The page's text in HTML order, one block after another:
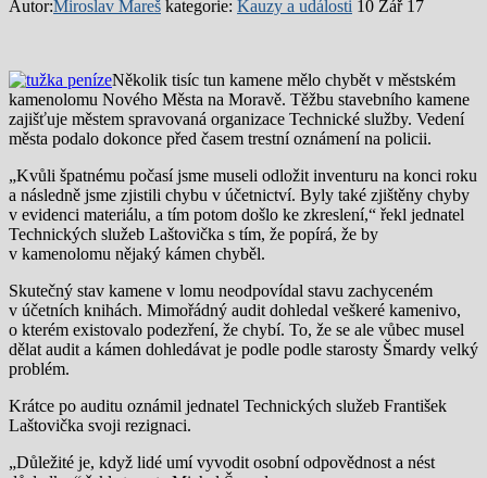
Autor:Miroslav Mareš kategorie: Kauzy a události 10 Zář 17
Několik tisíc tun kamene mělo chybět v městském
kamenolomu Nového Města na Moravě. Těžbu stavebního kamene
zajišťuje městem spravovaná organizace Technické služby. Vedení
města podalo dokonce před časem trestní oznámení na policii.
„Kvůli špatnému počasí jsme museli odložit inventuru na konci roku
a následně jsme zjistili chybu v účetnictví. Byly také zjištěny chyby
v evidenci materiálu, a tím potom došlo ke zkreslení,“ řekl jednatel
Technických služeb Laštovička s tím, že popírá, že by
v kamenolomu nějaký kámen chyběl.
Skutečný stav kamene v lomu neodpovídal stavu zachyceném
v účetních knihách. Mimořádný audit dohledal veškeré kamenivo,
o kterém existovalo podezření, že chybí. To, že se ale vůbec musel
dělat audit a kámen dohledávat je podle podle starosty Šmardy velký
problém.
Krátce po auditu oznámil jednatel Technických služeb František
Laštovička svoji rezignaci.
„Důležité je, když lidé umí vyvodit osobní odpovědnost a nést